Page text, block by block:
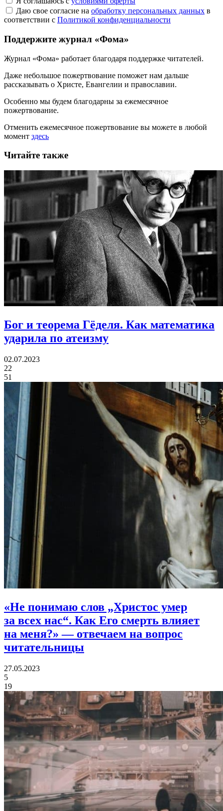
Даю свое согласие на обработку персональных данных в
соответствии с Политикой конфиденциальности
Поддержите журнал «Фома»
Журнал «Фома» работает благодаря поддержке читателей.
Даже небольшое пожертвование поможет нам дальше
рассказывать о Христе, Евангелии и православии.
Особенно мы будем благодарны за ежемесячное
пожертвование.
Отменить ежемесячное пожертвование вы можете в любой
момент здесь
Читайте также
Бог и теорема Гёделя. Как математика
ударила по атеизму
02.07.2023
22
51
«Не понимаю слов „Христос умер
за всех нас“. Как Его смерть влияет
на меня?»— отвечаем на вопрос
читательницы
27.05.2023
5
19